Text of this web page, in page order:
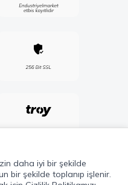
daha iyi bir şekilde
bir şekilde toplanıp işlenir.